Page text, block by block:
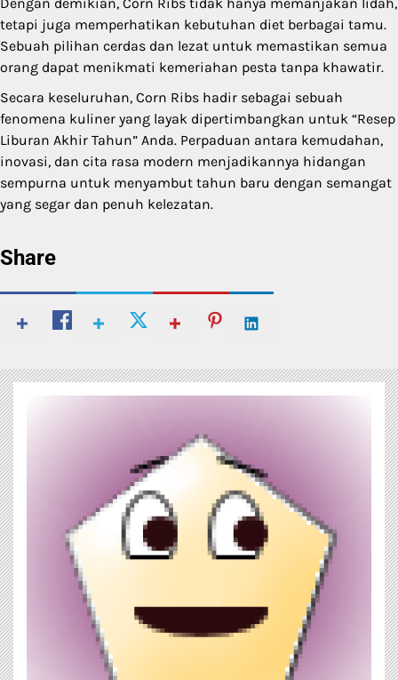
Dengan demikian, Corn Ribs tidak hanya memanjakan lidah,
tetapi juga memperhatikan kebutuhan diet berbagai tamu.
Sebuah pilihan cerdas dan lezat untuk memastikan semua
orang dapat menikmati kemeriahan pesta tanpa khawatir.
Secara keseluruhan, Corn Ribs hadir sebagai sebuah
fenomena kuliner yang layak dipertimbangkan untuk “Resep
Liburan Akhir Tahun” Anda. Perpaduan antara kemudahan,
inovasi, dan cita rasa modern menjadikannya hidangan
sempurna untuk menyambut tahun baru dengan semangat
yang segar dan penuh kelezatan.
Share